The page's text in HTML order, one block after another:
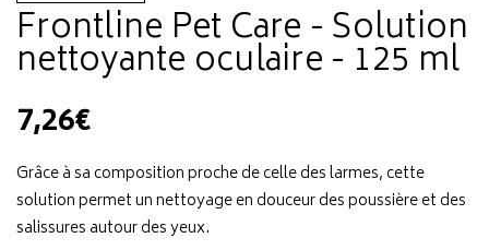
Frontline Pet Care - Solution
nettoyante oculaire - 125 ml
7,26€
Grâce à sa composition proche de celle des larmes, cette
solution permet un nettoyage en douceur des poussière et des
salissures autour des yeux.